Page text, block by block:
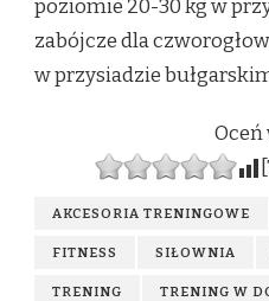
poziomie 20-30 kg w
zabójcze dla
w przysiadzie
Oceń
AKCESORIA TRENINGOWE
FITNESS SIŁOWNIA
TRENING TRENING W